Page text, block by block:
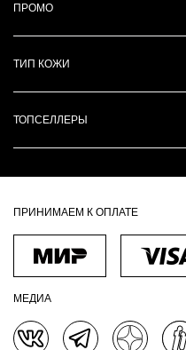
ПРОМО
ТИП КОЖИ
ТОПСЕЛЛЕРЫ
ПРИНИМАЕМ К ОПЛАТЕ
МЕДИА